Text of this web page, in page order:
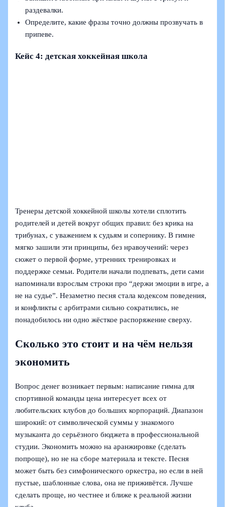
раздевалки.
Определите, какие фразы точно должны прозвучать в
припеве.
Кейс 4: детская хоккейная школа
Тренеры детской хоккейной школы хотели сплотить
родителей и детей вокруг общих правил: без крика на
трибунах, с уважением к судьям и сопернику. В гимне
мягко зашили эти принципы, без нравоучений: через
сюжет о первой форме, утренних тренировках и
поддержке семьи. Родители начали подпевать, дети сами
напоминали взрослым строки про “держи эмоции в игре, а
не на судье”. Незаметно песня стала кодексом поведения,
и конфликты с арбитрами сильно сократились, не
понадобилось ни одно жёсткое распоряжение сверху.
Сколько это стоит и на чём нельзя
экономить
Вопрос денег возникает первым: написание гимна для
спортивной команды цена интересует всех от
любительских клубов до больших корпораций. Диапазон
широкий: от символической суммы у знакомого
музыканта до серьёзного бюджета в профессиональной
студии. Экономить можно на аранжировке (сделать
попроще), но не на сборе материала и тексте. Песня
может быть без симфонического оркестра, но если в ней
пустые, шаблонные слова, она не приживётся. Лучше
сделать проще, но честнее и ближе к реальной жизни